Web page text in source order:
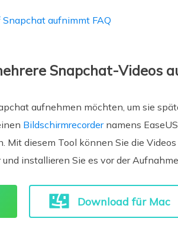
aufnimmt FAQ
Snapchat-Videos
aufnehmen möchten, um sie
Bildschirmrecordernamens
Mit diesem Tool können Sie die
installieren Sie es vor der
Download für Mac